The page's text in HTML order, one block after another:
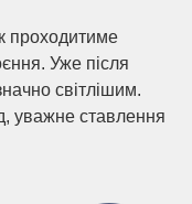
проходитиме
Уже після
світлішим.
уважне ставлення